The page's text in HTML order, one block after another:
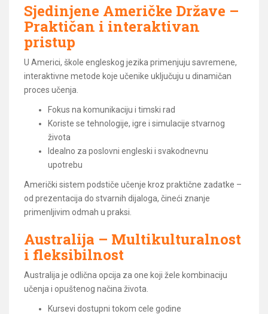
Sjedinjene Američke Države –
Praktičan i interaktivan
pristup
U Americi, škole engleskog jezika primenjuju savremene,
interaktivne metode koje učenike uključuju u dinamičan
proces učenja.
Fokus na komunikaciju i timski rad
Koriste se tehnologije, igre i simulacije stvarnog
života
Idealno za poslovni engleski i svakodnevnu
upotrebu
Američki sistem podstiče učenje kroz praktične zadatke –
od prezentacija do stvarnih dijaloga, čineći znanje
primenljivim odmah u praksi.
Australija – Multikulturalnost
i fleksibilnost
Australija je odlična opcija za one koji žele kombinaciju
učenja i opuštenog načina života.
Kursevi dostupni tokom cele godine